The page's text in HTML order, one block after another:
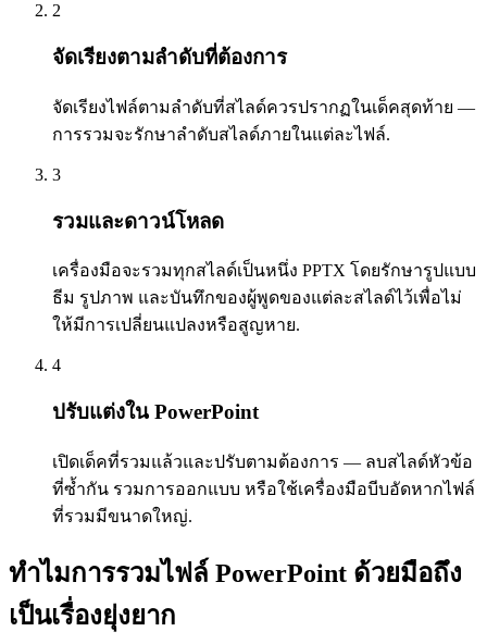
2
จัดเรียงตามลำดับที่ต้องการ
จัดเรียงไฟล์ตามลำดับที่สไลด์ควรปรากฏในเด็คสุดท้าย —
การรวมจะรักษาลำดับสไลด์ภายในแต่ละไฟล์.
3
รวมและดาวน์โหลด
เครื่องมือจะรวมทุกสไลด์เป็นหนึ่ง PPTX โดยรักษารูปแบบ
ธีม รูปภาพ และบันทึกของผู้พูดของแต่ละสไลด์ไว้เพื่อไม่
ให้มีการเปลี่ยนแปลงหรือสูญหาย.
4
ปรับแต่งใน PowerPoint
เปิดเด็คที่รวมแล้วและปรับตามต้องการ — ลบสไลด์หัวข้อ
ที่ซ้ำกัน รวมการออกแบบ หรือใช้เครื่องมือบีบอัดหากไฟล์
ที่รวมมีขนาดใหญ่.
ทำไมการรวมไฟล์ PowerPoint ด้วยมือถึง
เป็นเรื่องยุ่งยาก